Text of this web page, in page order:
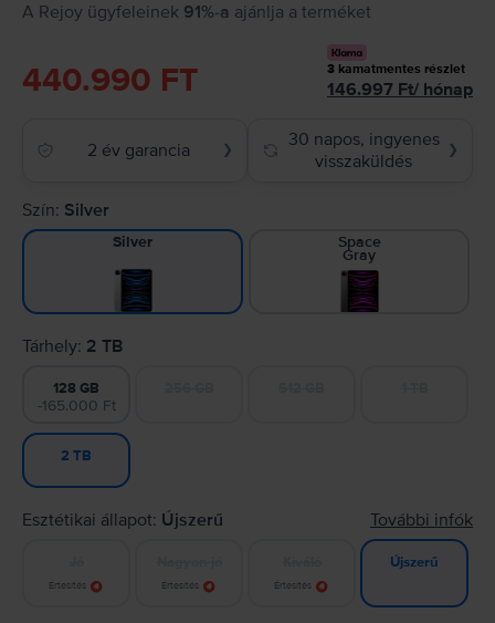
A Rejoy ügyfeleinek 91%-a ajánlja a terméket
440.990 FT 3 kamatmentes részlet
146.997 Ft/ hónap
2 év garancia ❯
30 napos, ingyenes
visszaküldés
❯
Szín: Silver
Silver Space
Gray
Tárhely: 2 TB
128 GB
-165.000 Ft
2 TB
Esztétikai állapot: Újszerű További infók
Értesítés Értesítés Értesítés
Újszerű